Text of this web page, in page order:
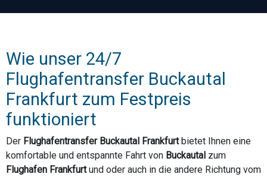
Wie unser 24/7
Flughafentransfer Buckautal
Frankfurt zum Festpreis
funktioniert
Der Flughafentransfer Buckautal Frankfurtbietet Ihnen eine
komfortable und entspannte Fahrt von Buckautal zum
Flughafen Frankfurtund oder auch in die andere Richtung vom